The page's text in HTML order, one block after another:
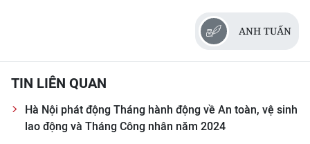
ANH TUẤN
TIN LIÊN QUAN
Hà Nội phát động Tháng hành động về An toàn, vệ sinh
lao động và Tháng Công nhân năm 2024